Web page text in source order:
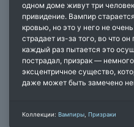
одном доме живут три
привидение. Вампир
кровью, но это у него не
страдает из-за того, во что
каждый раз пытается это
пострадал, призрак —
эксцентричное существо,
даже может быть замечено
Коллекции: Вампиры Призраки